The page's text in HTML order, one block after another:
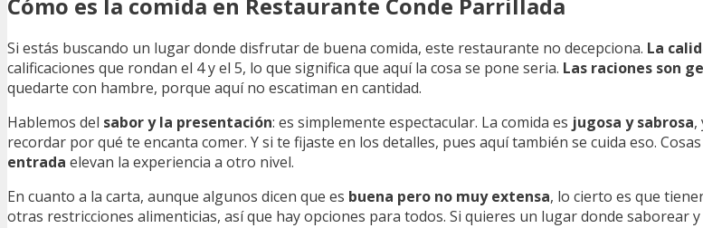
Si estás buscando un lugar donde disfrutar de buena comida, este restaurante no decepciona. La
calificaciones que rondan el 4 y el 5, lo que significa que aquí la cosa se pone seria. Las raciones son
quedarte con hambre, porque aquí no escatiman en cantidad.
Hablemos del sabor y la presentación: es simplemente espectacular. La comida es jugosa y sabrosa,
recordar por qué te encanta comer. Y si te fijaste en los detalles, pues aquí también se cuida eso.
entrada elevan la experiencia a otro nivel.
En cuanto a la carta, aunque algunos dicen que es buena pero no muy extensa, lo cierto es que
otras restricciones alimenticias, así que hay opciones para todos. Si quieres un lugar donde saborear